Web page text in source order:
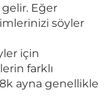
gelir. Eğer
söyler
için
farklı
ayna genellikle